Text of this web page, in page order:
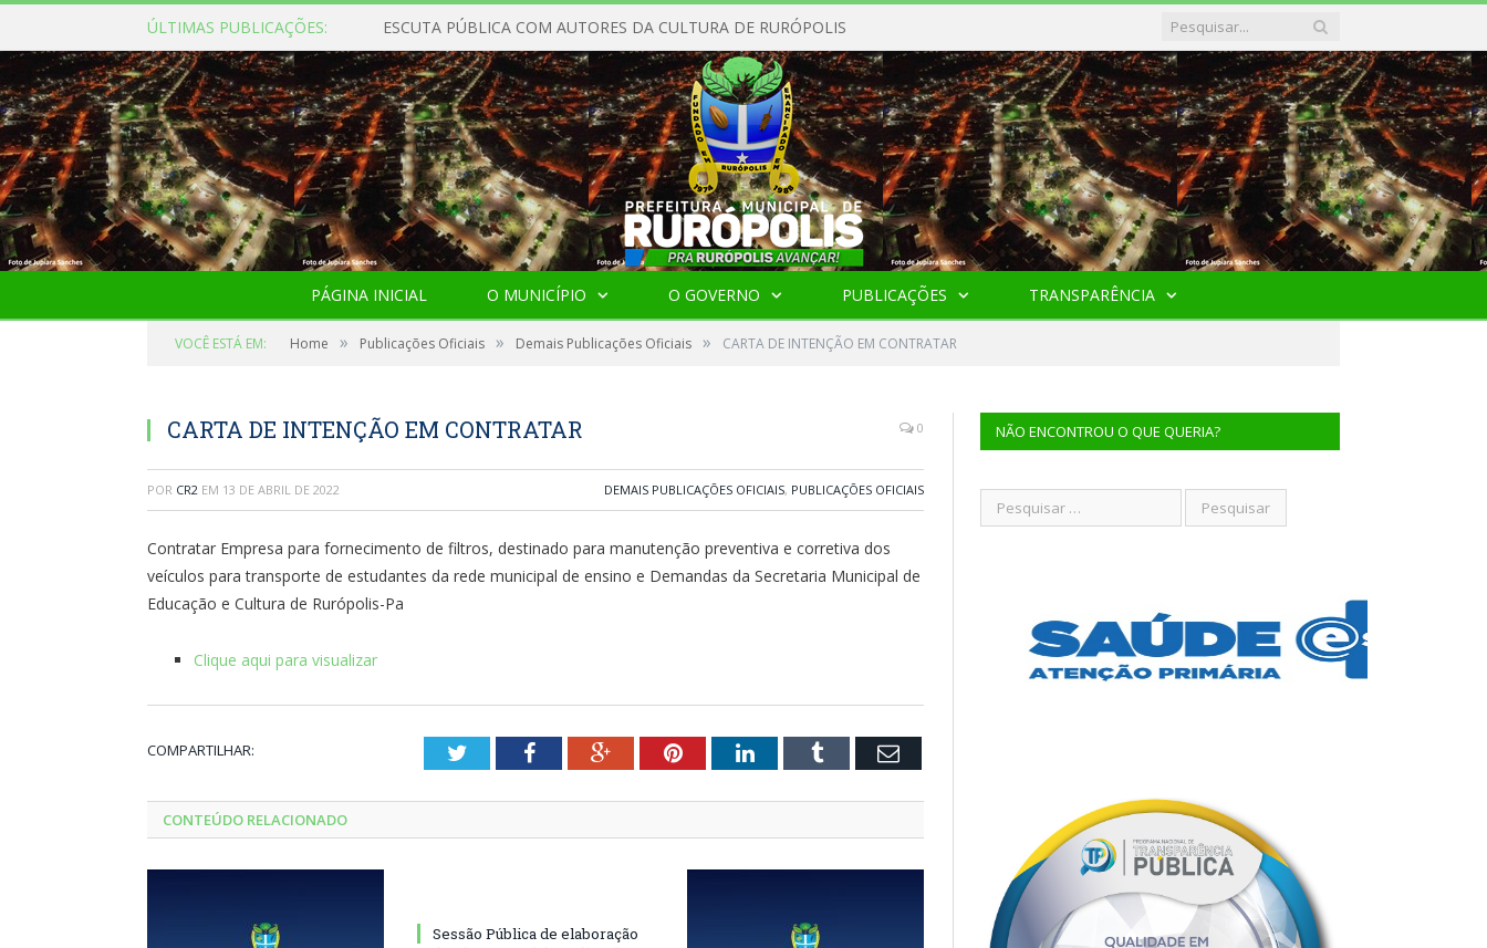
ÚLTIMAS PUBLICAÇÕES: ESCUTA PÚBLICA COM AUTORES DA CULTURA DE RURÓPOLIS
PÁGINA INICIAL O MUNICÍPIO O GOVERNO PUBLICAÇÕES TRANSPARÊNCIA
VOCÊ ESTÁ EM: Home » Publicações Oficiais » Demais Publicações Oficiais » CARTA DE INTENÇÃO EM CONTRATAR
CARTA DE INTENÇÃO EM CONTRATAR 0
POR CR2 EM 13 DE ABRIL DE 2022 DEMAIS PUBLICAÇÕES OFICIAIS, PUBLICAÇÕES OFICIAIS
Contratar Empresa para fornecimento de filtros, destinado para manutenção preventiva e corretiva dos
veículos para transporte de estudantes da rede municipal de ensino e Demandas da Secretaria Municipal de
Educação e Cultura de Rurópolis-Pa
Clique aqui para visualizar
COMPARTILHAR: TwitterFacebookGoogle+PinterestLinkedInTumblr Email
CONTEÚDO RELACIONADO
Sessão Pública de elaboração
NÃO ENCONTROU O QUE QUERIA?